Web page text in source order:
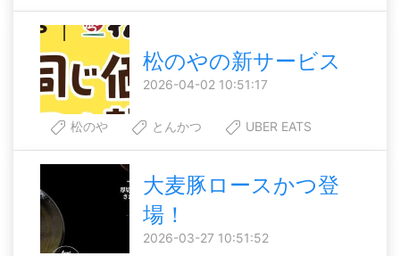
松のやの新サービス
2026-04-02 10:51:17
松のや とんかつ UBER EATS
大麦豚ロースかつ登
場！
2026-03-27 10:51:52